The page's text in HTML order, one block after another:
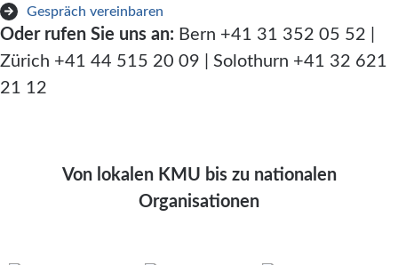
Gespräch vereinbaren
Oder rufen Sie uns an: Bern +41 31 352 05 52 |
Zürich +41 44 515 20 09 | Solothurn +41 32 621
21 12
Von lokalen KMU bis zu nationalen
Organisationen